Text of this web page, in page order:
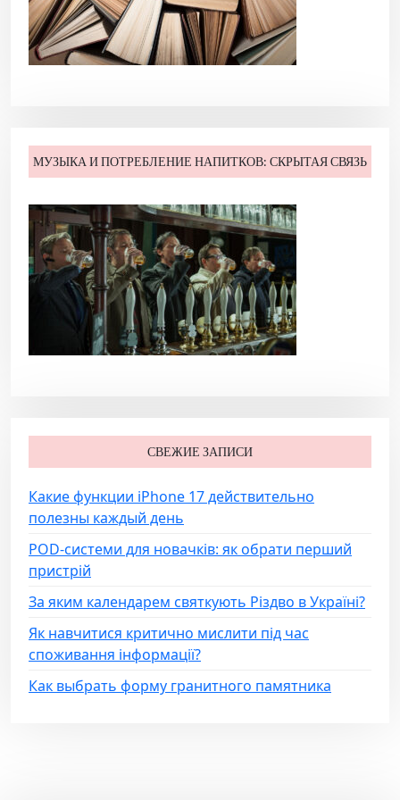
МУЗЫКА И ПОТРЕБЛЕНИЕ НАПИТКОВ: СКРЫТАЯ СВЯЗЬ
СВЕЖИЕ ЗАПИСИ
Какие функции iPhone 17 действительно
полезны каждый день
POD-системи для новачків: як обрати перший
пристрій
За яким календарем святкують Різдво в Україні?
Як навчитися критично мислити під час
споживання інформації?
Как выбрать форму гранитного памятника